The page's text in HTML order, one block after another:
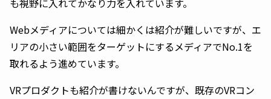
も視野に入れてかなり力を入れています。
Webメディアについては細かくは紹介が難しいですが、エ
リアの小さい範囲をターゲットにするメディアでNo.1を
取れるよう進めています。
VRプロダクトも紹介が書けないんですが、既存のVRコン